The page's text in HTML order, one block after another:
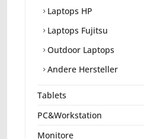
Laptops HP
Laptops Fujitsu
Outdoor Laptops
Andere Hersteller
Tablets
PC&Workstation
Monitore